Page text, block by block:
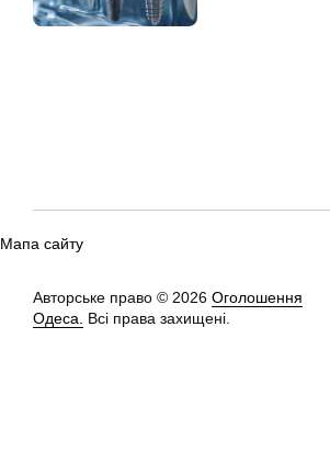
Мапа сайту
Авторське право © 2026 Оголошення
Одеса. Всі права захищені.